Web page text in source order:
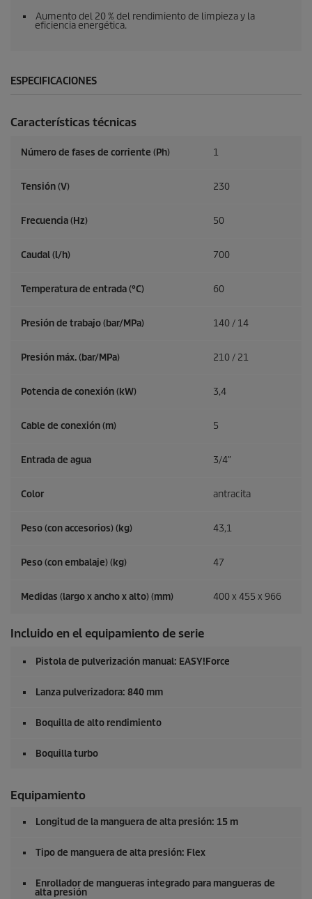
Aumento del 20 % del rendimiento de limpieza y la
eficiencia energética.
ESPECIFICACIONES
Características técnicas
Número de fases de corriente (Ph) 1
Tensión (V) 230
Frecuencia (Hz) 50
Caudal (l/h) 700
Temperatura de entrada (°C) 60
Presión de trabajo (bar/MPa) 140 / 14
Presión máx. (bar/MPa) 210 / 21
Potencia de conexión (kW) 3,4
Cable de conexión (m) 5
Entrada de agua 3/4″
Color antracita
Peso (con accesorios) (kg) 43,1
Peso (con embalaje) (kg) 47
Medidas (largo x ancho x alto) (mm) 400 x 455 x 966
Incluido en el equipamiento de serie
Pistola de pulverización manual: EASY!Force
Lanza pulverizadora: 840 mm
Boquilla de alto rendimiento
Boquilla turbo
Equipamiento
Longitud de la manguera de alta presión: 15 m
Tipo de manguera de alta presión: Flex
Enrollador de mangueras integrado para mangueras de
alta presión